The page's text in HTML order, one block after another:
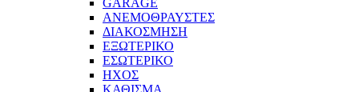
GARAGE
ΑΝΕΜΟΘΡΑΥΣΤΕΣ
ΔΙΑΚΟΣΜΗΣΗ
ΕΞΩΤΕΡΙΚΟ
ΕΣΩΤΕΡΙΚΟ
ΗΧΟΣ
ΚΑΘΙΣΜΑ